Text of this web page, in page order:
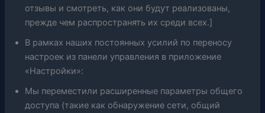
отзывы и смотреть, как они будут реализованы,
прежде чем распространять их среди всех.]
В рамках наших постоянных усилий по переносу
настроек из панели управления в приложение
«Настройки»:
Мы переместили расширенные параметры общего
доступа (такие как обнаружение сети, общий